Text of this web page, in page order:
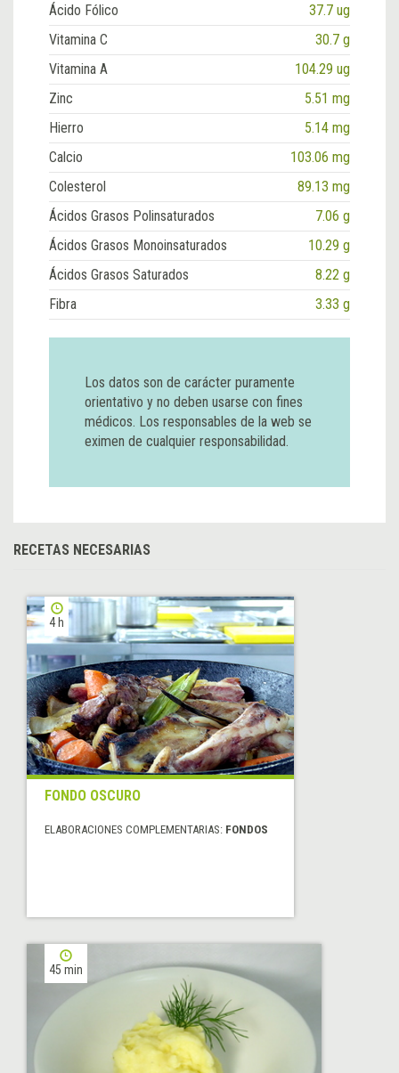
Ácido Fólico
37.7 ug
Vitamina C
30.7 g
Vitamina A
104.29 ug
Zinc
5.51 mg
Hierro
5.14 mg
Calcio
103.06 mg
Colesterol
89.13 mg
Ácidos Grasos Polinsaturados
7.06 g
Ácidos Grasos Monoinsaturados
10.29 g
Ácidos Grasos Saturados
8.22 g
Fibra
3.33 g
Los datos son de carácter puramente
orientativo y no deben usarse con fines
médicos. Los responsables de la web se
eximen de cualquier responsabilidad.
RECETAS NECESARIAS
4 h
FONDO OSCURO
ELABORACIONES COMPLEMENTARIAS: FONDOS
45 min